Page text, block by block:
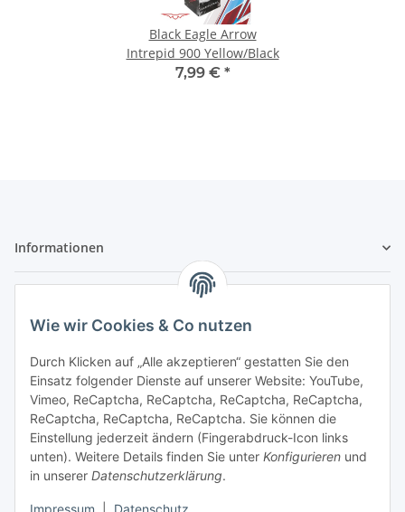
Wie wir Cookies & Co nutzen
Durch Klicken auf „Alle akzeptieren“ gestatten Sie den
Einsatz folgender Dienste auf unserer Website: YouTube,
Vimeo, ReCaptcha, ReCaptcha, ReCaptcha, ReCaptcha,
ReCaptcha, ReCaptcha, ReCaptcha. Sie können die
Einstellung jederzeit ändern (Fingerabdruck-Icon links
unten). Weitere Details finden Sie unter Konfigurieren und
in unserer Datenschutzerklärung.
Black Eagle Arrow
Intrepid 900 Yellow/Black
7,99 € *
Informationen
Vertrag widerrufen